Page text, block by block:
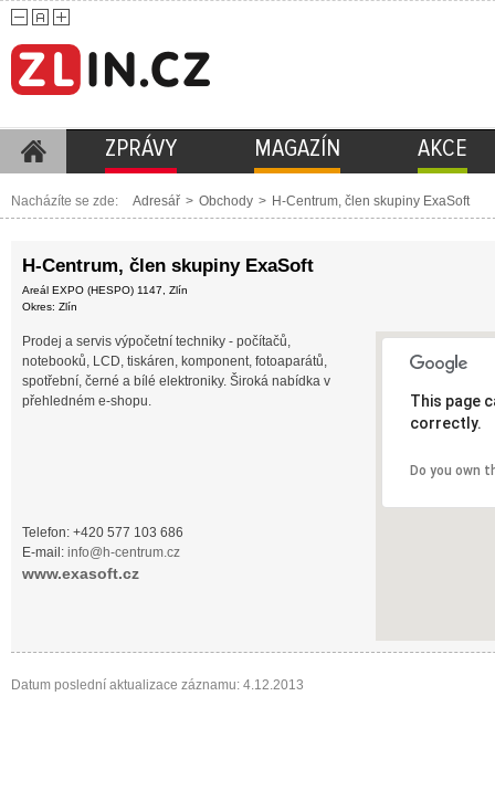
ZPRÁVY MAGAZÍN AKCE
Nacházíte se zde: Adresář > Obchody > H-Centrum, člen skupiny ExaSoft
H-Centrum, člen skupiny ExaSoft
Areál EXPO (HESPO) 1147, Zlín
Okres: Zlín
Prodej a servis výpočetní techniky - počítačů,
notebooků, LCD, tiskáren, komponent, fotoaparátů,
spotřební, černé a bílé elektroniky. Široká nabídka v
přehledném e-shopu.
Telefon: +420 577 103 686
E-mail: info@h-centrum.cz
www.exasoft.cz
This page
correctly.
Do you own
Datum poslední aktualizace záznamu: 4.12.2013